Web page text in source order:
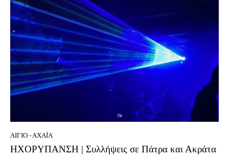
ΑΊΓΙΟ - ΑΧΑΪ́Α
ΗΧΟΡΥΠΑΝΣΗ | Συλλήψεις σε Πάτρα και Ακράτα